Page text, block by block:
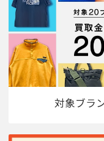
対象ブラ